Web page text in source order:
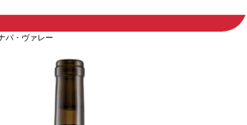
・ヴァレー